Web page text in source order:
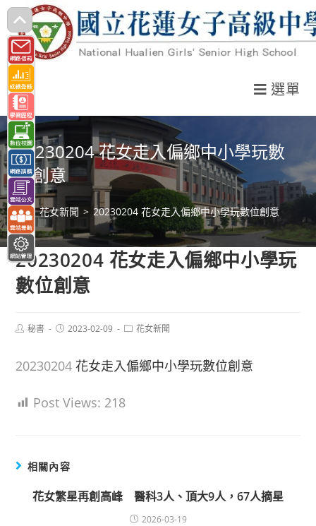
跳
轉
至
主
要
內
容
選單
20230204 花女走入偏鄉中小學玩數
位創意
> 花女新聞 > 20230204 花女走入偏鄉中小學玩數位創意
20230204 花女走入偏鄉中小學玩
數位創意
Post秘書
Post2023-02-09
Post花女新聞
20230204花女走入偏鄉中小學玩數位創意
Post Views: 218
相關內容
花女繁星再創高峰 醫科3人、頂大9人，67人摘星
2026-03-19